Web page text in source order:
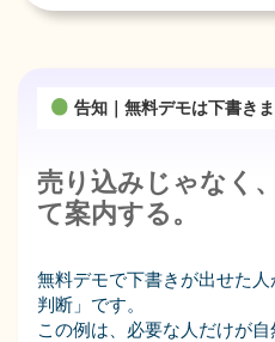
告知｜無料デモは下書き
売り込みじゃなく
て案内する。
無料デモで下書きが出せた
判断」です。
この例は、必要な人だけが